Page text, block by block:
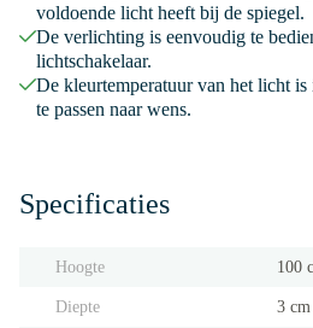
voldoende licht heeft bij de spiegel.
De verlichting is eenvoudig te
lichtschakelaar.
De kleurtemperatuur van het licht is
te passen naar wens.
Specificaties
Hoogte 100
Diepte 3 cm